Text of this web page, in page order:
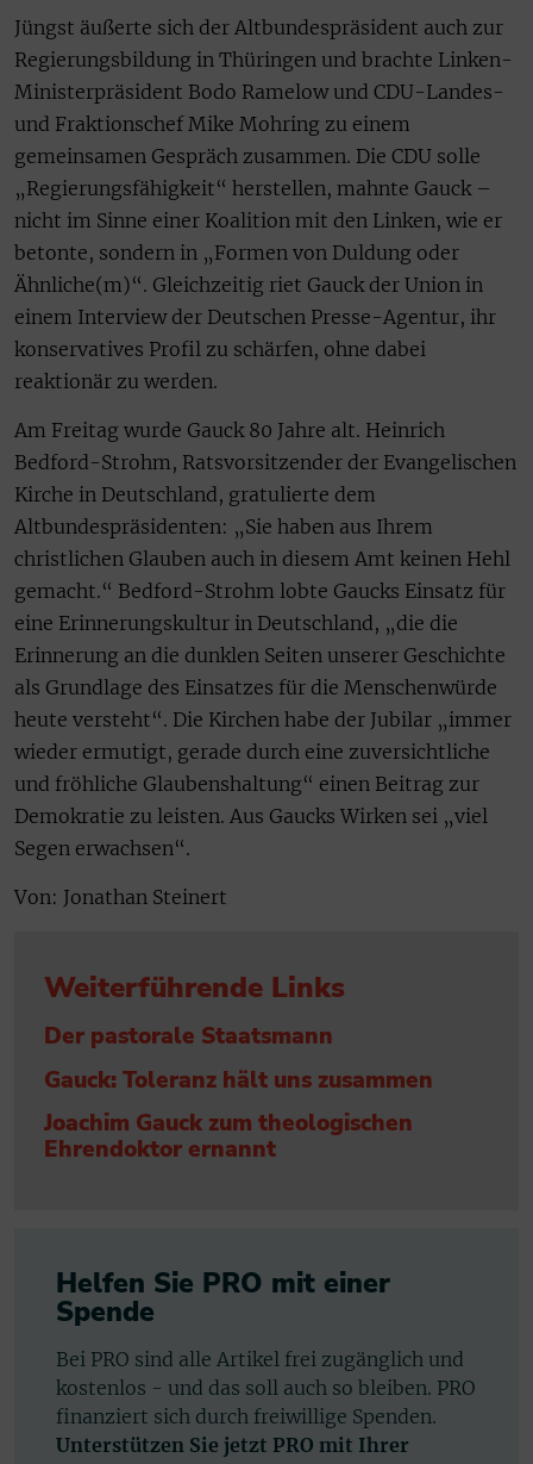
Jüngst äußerte sich der Altbundespräsident auch zur
Regierungsbildung in Thüringen und brachte Linken-
Ministerpräsident Bodo Ramelow und CDU-Landes-
und Fraktionschef Mike Mohring zu einem
gemeinsamen Gespräch zusammen. Die CDU solle
„Regierungsfähigkeit“ herstellen, mahnte Gauck –
nicht im Sinne einer Koalition mit den Linken, wie er
betonte, sondern in „Formen von Duldung oder
Ähnliche(m)“. Gleichzeitig riet Gauck der Union in
einem Interview der Deutschen Presse-Agentur, ihr
konservatives Profil zu schärfen, ohne dabei
reaktionär zu werden.
Am Freitag wurde Gauck 80 Jahre alt. Heinrich
Bedford-Strohm, Ratsvorsitzender der Evangelischen
Kirche in Deutschland, gratulierte dem
Altbundespräsidenten: „Sie haben aus Ihrem
christlichen Glauben auch in diesem Amt keinen Hehl
gemacht.“ Bedford-Strohm lobte Gaucks Einsatz für
eine Erinnerungskultur in Deutschland, „die die
Erinnerung an die dunklen Seiten unserer Geschichte
als Grundlage des Einsatzes für die Menschenwürde
heute versteht“. Die Kirchen habe der Jubilar „immer
wieder ermutigt, gerade durch eine zuversichtliche
und fröhliche Glaubenshaltung“ einen Beitrag zur
Demokratie zu leisten. Aus Gaucks Wirken sei „viel
Segen erwachsen“.
Von: Jonathan Steinert
Weiterführende Links
Der pastorale Staatsmann
Gauck: Toleranz hält uns zusammen
Joachim Gauck zum theologischen
Ehrendoktor ernannt
Helfen Sie PRO mit einer
Spende
Bei PRO sind alle Artikel frei zugänglich und
kostenlos - und das soll auch so bleiben. PRO
finanziert sich durch freiwillige Spenden.
Unterstützen Sie jetzt PRO mit Ihrer